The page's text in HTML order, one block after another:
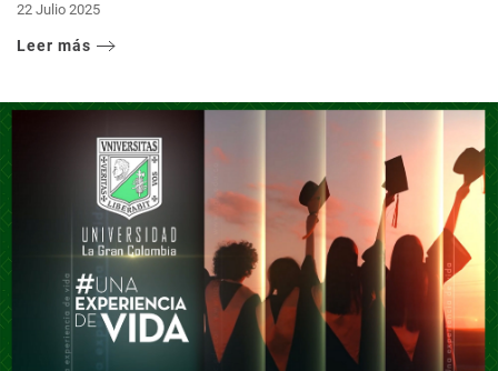
22 Julio 2025
Leer más